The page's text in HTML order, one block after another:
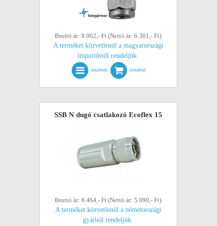
Bruttó ár: 8.002,- Ft (Nettó ár: 6.301,- Ft)
A terméket közvetlenül a magyarországi
importőrtől rendeljük.
részletek kosárba!
SSB N dugó csatlakozó Ecoflex 15
Bruttó ár: 6.464,- Ft (Nettó ár: 5.090,- Ft)
A terméket közvetlenül a németországi
gyárból rendeljük.